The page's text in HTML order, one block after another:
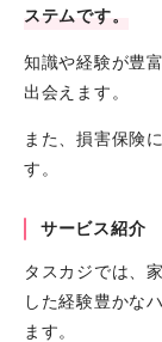
ステムです。
知識や経験が豊
出会えます。
また、損害保険
す。
サービス紹介
タスカジでは、
した経験豊かな
ます。